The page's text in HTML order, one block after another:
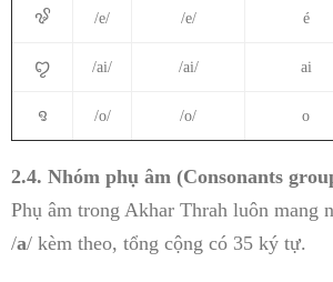
ꨃ /e/ /e/ é
ꨄ /ai/ /ai/ ai
ꨅ /o/ /o/ o
2.4. Nhóm phụ âm (Consonants
Phụ âm trong Akhar Thrah luôn mang
/a/ kèm theo, tổng cộng có 35 ký tự.